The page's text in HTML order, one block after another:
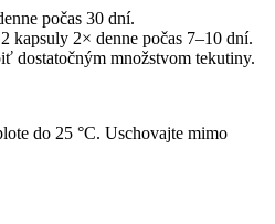
počas 30 dní.
kapsuly 2× denne počas 7–10 dní.
dostatočným množstvom tekutiny.
do 25 °C. Uschovajte mimo